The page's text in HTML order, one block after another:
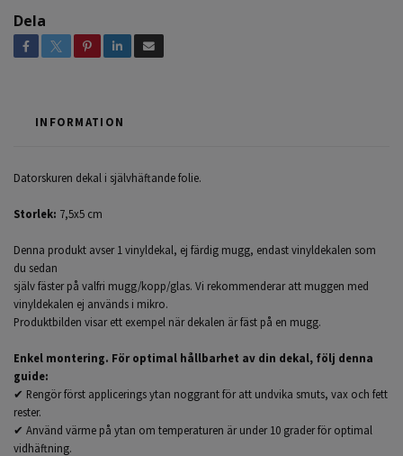
Dela
INFORMATION
Datorskuren dekal i självhäftande folie.
Storlek: 7,5x5 cm
Denna produkt avser 1 vinyldekal, ej färdig mugg, endast vinyldekalen som
du sedan
själv fäster på valfri mugg/kopp/glas. Vi rekommenderar att muggen med
vinyldekalen ej används i mikro.
Produktbilden visar ett exempel när dekalen är fäst på en mugg.
Enkel montering. För optimal hållbarhet av din dekal, följ denna
guide:
✔ Rengör först applicerings ytan noggrant för att undvika smuts, vax och fett
rester.
✔ Använd värme på ytan om temperaturen är under 10 grader för optimal
vidhäftning.